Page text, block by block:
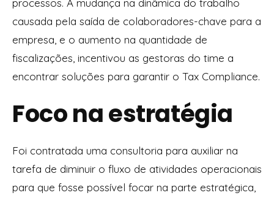
processos. A mudança na dinâmica do trabalho
causada pela saída de colaboradores-chave para a
empresa, e o aumento na quantidade de
fiscalizações, incentivou as gestoras do time a
encontrar soluções para garantir o Tax Compliance.
Foco na estratégia
Foi contratada uma consultoria para auxiliar na
tarefa de diminuir o fluxo de atividades operacionais
para que fosse possível focar na parte estratégica,